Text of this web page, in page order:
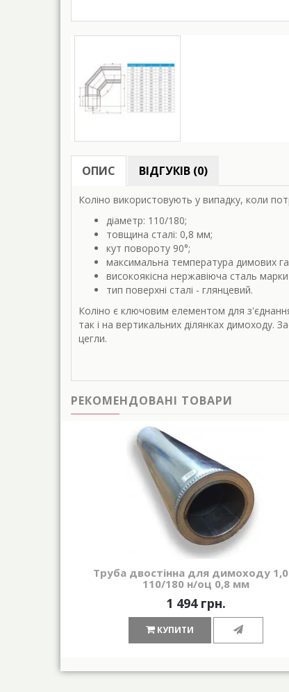
ОПИС ВІДГУКІВ (0)
Коліно використовують у випадку, коли
діаметр: 110/180;
товщина сталі: 0,8 мм;
кут повороту 90°;
максимальна температура димових
високоякісна нержавіюча сталь
тип поверхні сталі - глянцевий.
Коліно є ключовим елементом для
так і на вертикальних ділянках димоходу.
цегли.
РЕКОМЕНДОВАНІ ТОВАРИ
Труба двостінна для димоходу
110/180 н/оц 0,8 мм
1 494 грн.
КУПИТИ